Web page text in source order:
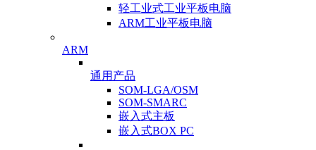
轻工业式工业平板电脑
ARM工业平板电脑
ARM
通用产品
SOM-LGA/OSM
SOM-SMARC
嵌入式主板
嵌入式BOX PC